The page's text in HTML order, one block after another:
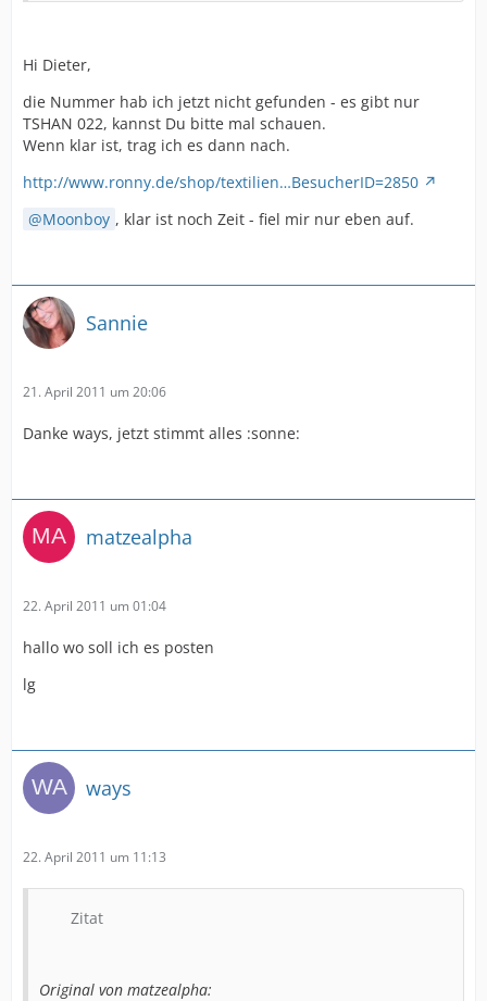
Hi Dieter,
die Nummer hab ich jetzt nicht gefunden - es gibt nur
TSHAN 022, kannst Du bitte mal schauen.
Wenn klar ist, trag ich es dann nach.
http://www.ronny.de/shop/textilien…BesucherID=2850
Moonboy , klar ist noch Zeit - fiel mir nur eben auf.
Sannie
21. April 2011 um 20:06
Danke ways, jetzt stimmt alles :sonne:
matzealpha
22. April 2011 um 01:04
hallo wo soll ich es posten
lg
ways
22. April 2011 um 11:13
Zitat
Original von matzealpha: